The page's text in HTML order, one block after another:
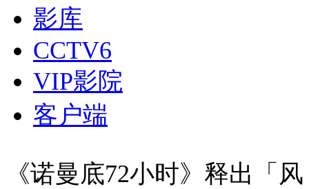
影库
CCTV6
VIP影院
客户端
《诺曼底72小时》释出「风